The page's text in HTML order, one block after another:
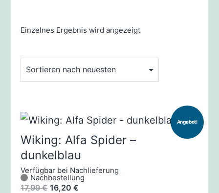
Einzelnes Ergebnis wird angezeigt
Angebot!
Wiking: Alfa Spider –
dunkelblau
Verfügbar bei Nachlieferung
Nachbestellung
17,99€ Ursprünglicher
16,20€